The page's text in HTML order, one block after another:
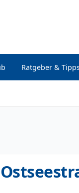
Ratgeber &